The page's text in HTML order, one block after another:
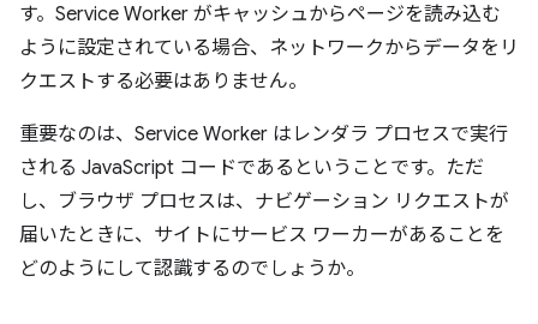
す。Service Worker がキャッシュからページを読み込む
ように設定されている場合、ネットワークからデータをリ
クエストする必要はありません。
重要なのは、Service Worker はレンダラ プロセスで実行
される JavaScript コードであるということです。ただ
し、ブラウザ プロセスは、ナビゲーション リクエストが
届いたときに、サイトにサービス ワーカーがあることを
どのようにして認識するのでしょうか。